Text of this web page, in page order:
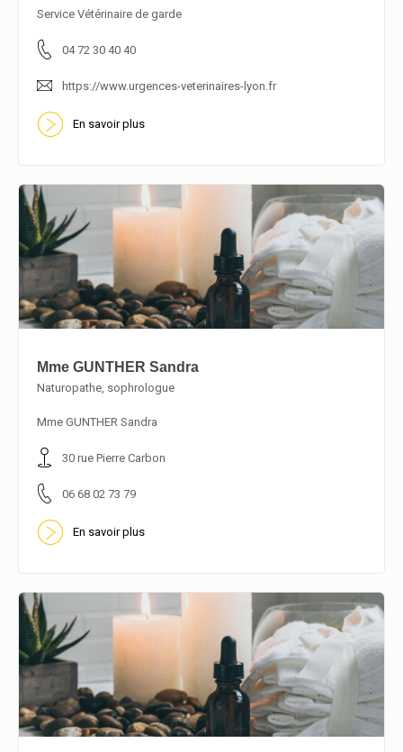
En savoir plus
Service Vétérinaire de garde
04 72 30 40 40
https://www.urgences-veterinaires-lyon.fr
En savoir plus
En savoir plus
Mme GUNTHER Sandra
Naturopathe, sophrologue
Mme GUNTHER Sandra
30 rue Pierre Carbon
06 68 02 73 79
En savoir plus